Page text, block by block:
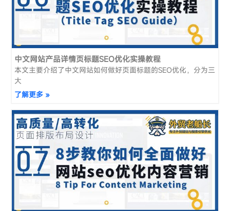
中文网站产品详情页标题SEO优化实操教程
本文主要介绍了中文网站如何做好页面标题的SEO优化，分为三
大
了解更多 »